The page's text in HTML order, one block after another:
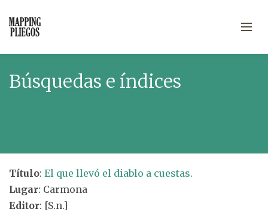
Búsquedas e índices
Título: El que llevó el diablo a cuestas.
Lugar: Carmona
Editor: [S.n.]